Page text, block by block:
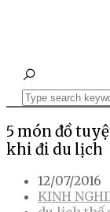
5 món đồ
khi đi du lịch
12/07/2016
KINH